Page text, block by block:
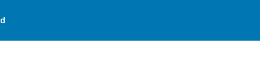
uygundur.